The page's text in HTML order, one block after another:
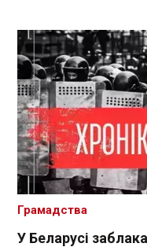
У Беларусі
Грамадства